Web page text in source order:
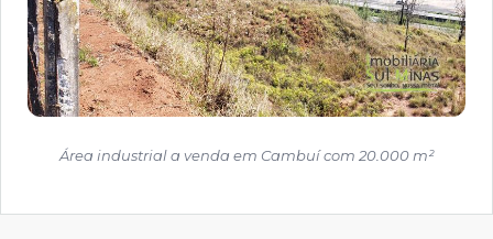
Área industrial a venda em Cambuí com 20.000 m²